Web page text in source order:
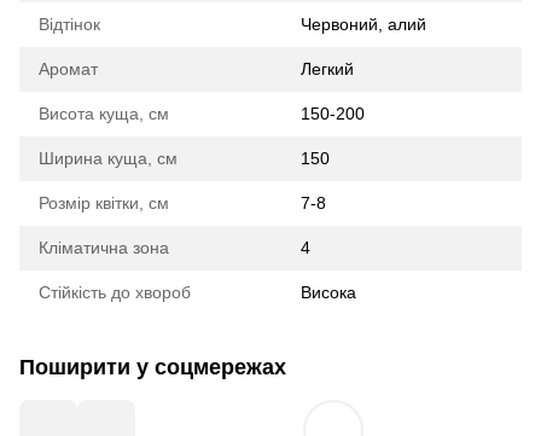
Відтінок Червоний, алий
Аромат Легкий
Висота куща, см 150-200
Ширина куща, см 150
Розмір квітки, см 7-8
Кліматична зона 4
Стійкість до хвороб Висока
Поширити у соцмережах